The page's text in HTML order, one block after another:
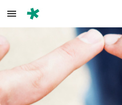
Skip to main content